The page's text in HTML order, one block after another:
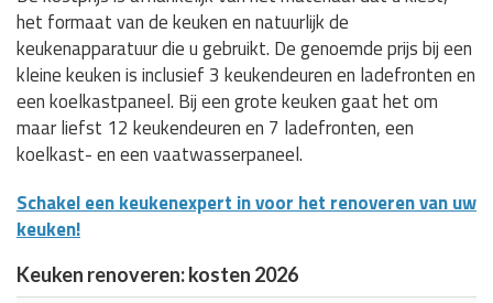
het formaat van de keuken en natuurlijk de
keukenapparatuur die u gebruikt. De genoemde prijs bij een
kleine keuken is inclusief 3 keukendeuren en ladefronten en
een koelkastpaneel. Bij een grote keuken gaat het om
maar liefst 12 keukendeuren en 7 ladefronten, een
koelkast- en een vaatwasserpaneel.
Schakel een keukenexpert in voor het renoveren van uw
keuken!
Keuken renoveren: kosten 2026